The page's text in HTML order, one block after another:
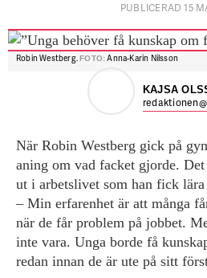
PUBLICERAD 15
Robin Westberg.FOTO:Anna-Karin Nilsson
KAJSA
När Robin Westberg gick på
aning om vad facket gjorde.
ut i arbetslivet som han fick
– Min erfarenhet är att många
när de får problem på jobbet.
inte vara. Unga borde få
redan innan de är ute på sitt